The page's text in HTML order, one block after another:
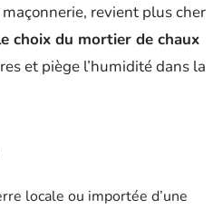
revient plus cher
choix du mortier de chaux
et piège l’humidité dans la
locale ou importée d’une